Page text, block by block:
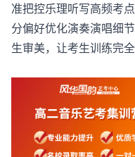
准把控乐理听写高频考
分偏好优化演奏演唱细
生审美，让考生训练完